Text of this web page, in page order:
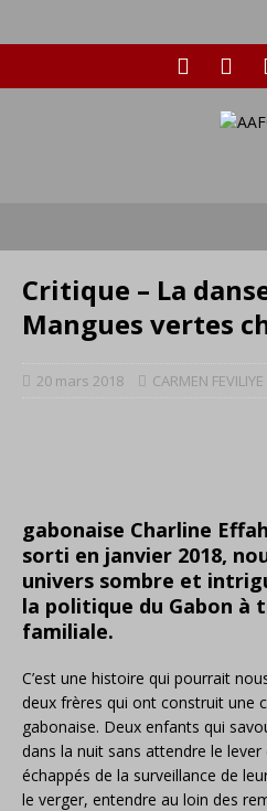
Critique – La
Mangues vertes
20 mars 2018 CARMEN FEVILIYE
gabonaise Charline
sorti en janvier 2018,
univers sombre et
la politique du Gabon à
familiale.
C’est une histoire qui pourrait
deux frères qui ont construit une
gabonaise. Deux enfants qui
dans la nuit sans attendre le lever
échappés de la surveillance de
le verger, entendre au loin des